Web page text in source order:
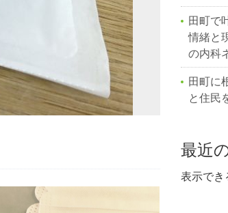
田町で
情緒と
の内科
田町に
と住民
最近
表示でき